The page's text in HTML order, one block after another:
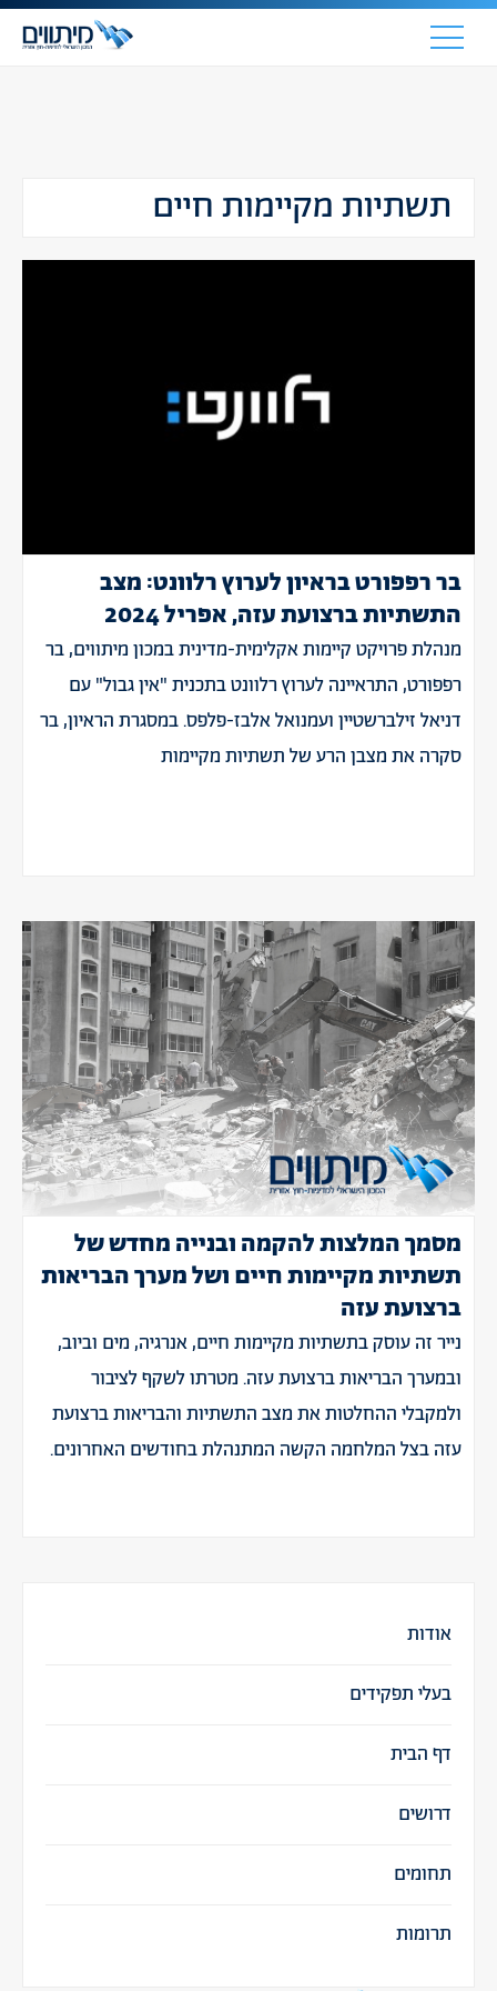
תשתיות מקיימות חיים
בר רפפורט בראיון לערוץ רלוונט: מצב
התשתיות ברצועת עזה, אפריל 2024
מנהלת פרויקט קיימות אקלימית-מדינית במכון מיתווים, בר
רפפורט, התראיינה לערוץ רלוונט בתכנית "אין גבול" עם
דניאל זילברשטיין ועמנואל אלבז-פלפס. במסגרת הראיון, בר
סקרה את מצבן הרע של תשתיות מקיימות
מסמך המלצות להקמה ובנייה מחדש של
תשתיות מקיימות חיים ושל מערך הבריאות
ברצועת עזה
נייר זה עוסק בתשתיות מקיימות חיים, אנרגיה, מים וביוב,
ובמערך הבריאות ברצועת עזה. מטרתו לשקף לציבור
ולמקבלי ההחלטות את מצב התשתיות והבריאות ברצועת
עזה בצל המלחמה הקשה המתנהלת בחודשים האחרונים.
אודות
בעלי תפקידים
דף הבית
דרושים
תחומים
תרומות